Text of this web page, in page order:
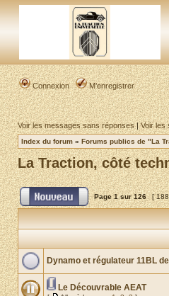
Connexion M’enregistrer
Voir les messages sans réponses|Voir les
Index du forum » Forums publics de "La
La Traction, côté
Page1sur126 [
Dynamo et régulateur 11BL
Le Découvrable AEAT